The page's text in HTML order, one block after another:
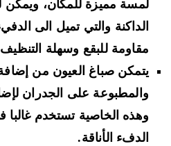
لمسة مميزة للمكان، ويمكن
الداكنة والتي تميل الى
مقاومة للبقع وسهلة التنظيف.
يتمكن صباغ العيون من إضافة
والمطبوعة على الجدران لإضافة
وهذه الخاصية تستخدم غالبا
الدفء الأناقة.